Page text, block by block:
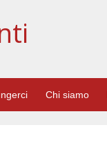
Chi siamo